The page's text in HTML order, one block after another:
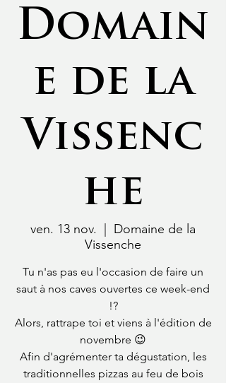
Domain
e de la
Vissenc
he
ven. 13 nov.
Domaine de la
Vissenche
Tu n'as pas eu l'occasion de faire un
saut à nos caves ouvertes ce week-end
!?
Alors, rattrape toi et viens à l'édition de
novembre 😉
Afin d'agrémenter ta dégustation, les
traditionnelles pizzas au feu de bois